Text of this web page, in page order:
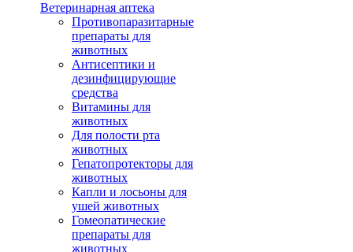
Ветеринарная аптека
Противопаразитарные
препараты для
животных
Антисептики и
дезинфицирующие
средства
Витамины для
животных
Для полости рта
животных
Гепатопротекторы для
животных
Капли и лосьоны для
ушей животных
Гомеопатические
препараты для
животных